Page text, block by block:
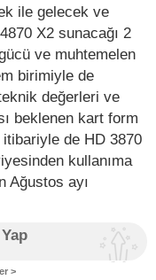
ile gelecek ve
X2 sunacağı 2
ve muhtemelen
birimiyle de
değerleri ve
beklenen kart form
de HD 3870
kullanıma
Ağustos ayı
>